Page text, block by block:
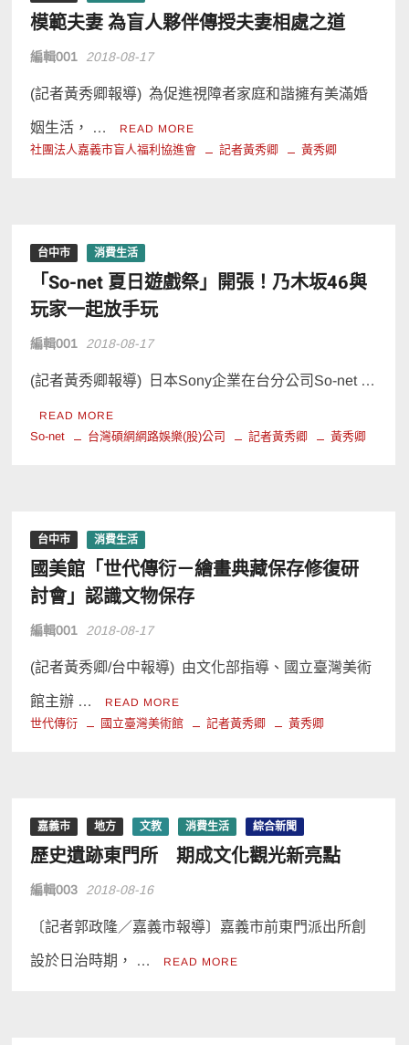
模範夫妻 為盲人夥伴傳授夫妻相處之道
編輯001 2018-08-17
(記者黃秀卿報導) 為促進視障者家庭和諧擁有美滿婚
姻生活， … READ MORE
社團法人嘉義市盲人福利協進會 記者黃秀卿 黃秀卿
台中市 消費生活
「So-net 夏日遊戲祭」開張！乃木坂46與
玩家一起放手玩
編輯001 2018-08-17
(記者黃秀卿報導) 日本Sony企業在台分公司So-net …
READ MORE
So-net 台灣碩網網路娛樂(股)公司 記者黃秀卿 黃秀卿
台中市 消費生活
國美館「世代傳衍－繪畫典藏保存修復研
討會」認識文物保存
編輯001 2018-08-17
(記者黃秀卿/台中報導) 由文化部指導、國立臺灣美術
館主辦 … READ MORE
世代傳衍 國立臺灣美術館 記者黃秀卿 黃秀卿
嘉義市 地方 文教 消費生活 綜合新聞
歷史遺跡東門所 期成文化觀光新亮點
編輯003 2018-08-16
〔記者郭政隆／嘉義市報導〕嘉義市前東門派出所創
設於日治時期， … READ MORE